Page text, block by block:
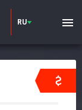
RU